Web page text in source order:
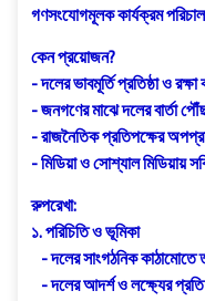
গণসংযোগমূলক কার্যক্রম
কেন প্রয়োজন?
- দলের ভাবমূর্তি প্রতিষ্ঠা ও
- জনগণের মাঝে দলের বার্তা
- রাজনৈতিক প্রতিপক্ষের
- মিডিয়া ও সোশ্যাল মিডিয়ায়
রুপরেখা:
১. পরিচিতি ও ভূমিকা
- দলের সাংগঠনিক কাঠামোতে
- দলের আদর্শ ও লক্ষ্যের প্রতি